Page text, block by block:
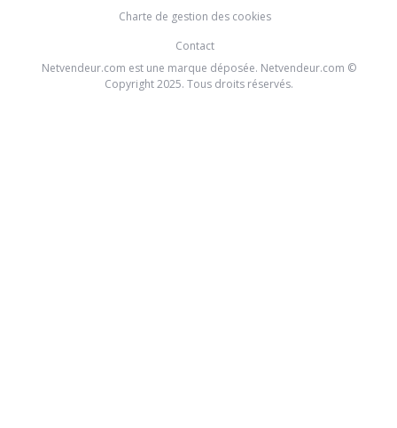
Charte de gestion des cookies
Contact
Netvendeur.com est une marque déposée. Netvendeur.com ©
Copyright 2025. Tous droits réservés.